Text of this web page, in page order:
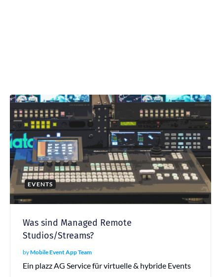
EVENTS
Was sind Managed Remote
Studios/Streams?
byMobile Event App Team
Ein plazz AG Service für virtuelle & hybride Events